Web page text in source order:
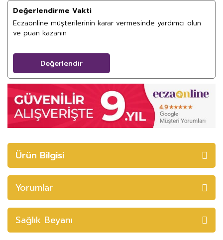
Değerlendirme Vakti
Eczaonline müşterilerinin karar vermesinde yardımcı olun
ve puan kazanın
Değerlendir
Ürün Bilgisi
Yorumlar
Sağlık Beyanı